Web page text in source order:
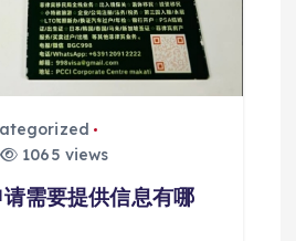
1065 views
需要提供信息有哪